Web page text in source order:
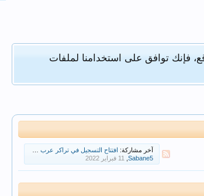
فإنك توافق على استخدامنا لملفات
آخر مشاركة: افتتاح التسجيل في تراكر عرب سين
Sabane5
,